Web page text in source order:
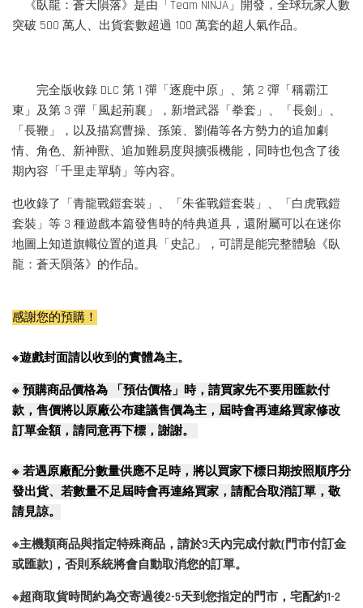
《臥龍：蒼天隕落》是由「Team NINJA」開發，全球玩家人數
突破 500 萬人、出貨套數超過 100 萬套的超人氣作品。
完全版收錄 DLC 第 1 彈「逐鹿中原」、第 2 彈「稱霸江
東」及第 3 彈「風起荊襄」，新增武器「拳套」、「長劍」、
「長鞭」，以及描寫曹操、孫策、劉備等各方勢力的追加劇
情、角色、新神獸、追加難易度與擴張機能，同時也包含了後
期內容「千里走單騎」等內容。
也收錄了「青龍戰鎧套裝」、「朱雀戰鎧套裝」、「白虎戰鎧
套裝」等 3 種遊戲本篇發售時的特典道具，還附屬可以在迷你
地圖上知道旗幟位置的道具「史記」，可謂是能完整體驗《臥
龍：蒼天隕落》的作品。
感謝您的預購！
※遊戲封面請以收到的實體為主。
※ 預購商品價格為 「預估價格」時，請買家先不要用匯款付
款，售價將以原廠公布建議售價為主，屆時會再連絡買家修改
訂單金額，請同意再下標，謝謝。
※ 若遇原廠配分數量供應不足時，將以買家下標日期按照順序分
發出貨、若數量不足屆時會再連絡買家，請配合取消訂單，敬
請見諒。
※主機類商品與指定特殊商品，請於3天內完成付款(門市付訂金
或匯款)，否則系統將會自動取消您的訂單。
※超商取貨時間約為交寄過後2-5天到您指定的門市，宅配約1-2